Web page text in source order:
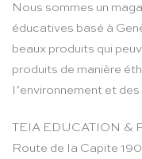
Nous sommes un
éducatives basé à
beaux produits qui
produits de manière
l’environnement et
TEIA EDUCATION &
Route de la Capite 190